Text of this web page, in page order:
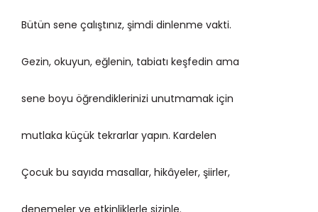
Bütün sene çalıştınız, şimdi dinlenme vakti.
Gezin, okuyun, eğlenin, tabiatı keşfedin ama
sene boyu öğrendiklerinizi unutmamak için
mutlaka küçük tekrarlar yapın. Kardelen
Çocuk bu sayıda masallar, hikâyeler, şiirler,
denemeler ve etkinliklerle sizinle.